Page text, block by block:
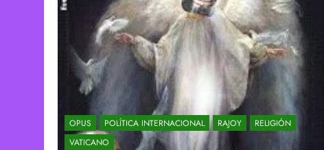
OPUS POLÍTICA INTERNACIONAL RAJOY
RELIGIÓN
VATICANO